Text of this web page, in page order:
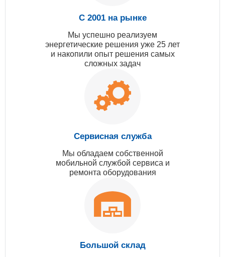
С 2001 на рынке
Мы успешно реализуем
энергетические решения уже 25 лет
и накопили опыт решения самых
сложных задач
Сервисная служба
Мы обладаем собственной
мобильной службой сервиса и
ремонта оборудования
Большой склад